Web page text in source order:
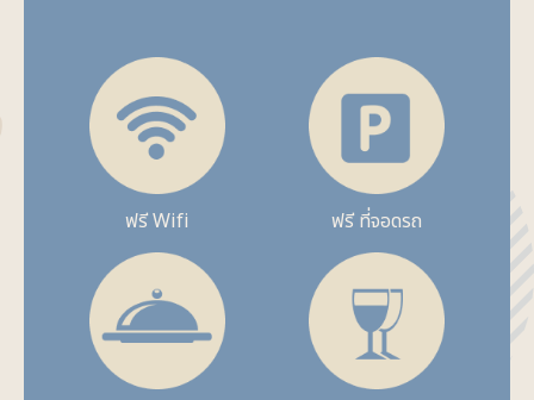
ฟรี Wifi ฟรี ที่จอดรถ